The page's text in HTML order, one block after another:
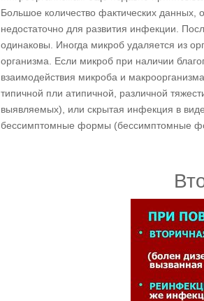
Большое количество фактических данных,
недостаточно для развития инфекции.
одинаковы. Иногда микроб удаляется из
организма. Если микроб при наличии
взаимодействия микроба и
типичной пли атипичной, различной
выявляемых), или скрытая инфекция в
бессимптомные формы (бессимптомные